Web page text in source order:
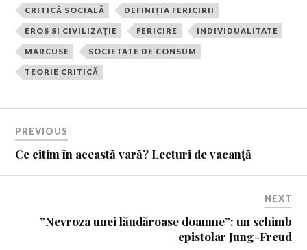
CRITICĂ SOCIALĂ DEFINIȚIA FERICIRII
EROS SI CIVILIZAȚIE FERICIRE INDIVIDUALITATE
MARCUSE SOCIETATE DE CONSUM
TEORIE CRITICĂ
PREVIOUS
Ce citim în această vară? Lecturi de vacanţă
NEXT
”Nevroza unei lăudăroase doamne”: un schimb
epistolar Jung-Freud